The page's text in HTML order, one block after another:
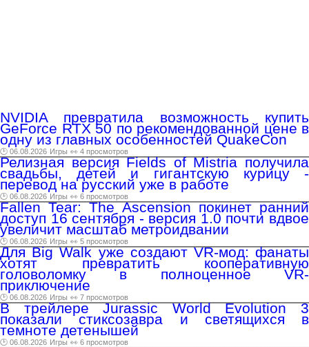
NVIDIA превратила возможность купить
GeForce RTX 50 по рекомендованной цене в
одну из главных особенностей QuakeCon
🕑 06.08.2026 Игры 👀 4 просмотров
Релизная версия Fields of Mistria получила
свадьбы, детей и гигантскую курицу -
перевод на русский уже в работе
🕑 06.08.2026 Игры 👀 6 просмотров
Fallen Tear: The Ascension покинет ранний
доступ 16 сентября - версия 1.0 почти вдвое
увеличит масштаб метроидвании
🕑 06.08.2026 Игры 👀 5 просмотров
Для Big Walk уже создают VR-мод: фанаты
хотят превратить кооперативную
головоломку в полноценное VR-
приключение
🕑 06.08.2026 Игры 👀 7 просмотров
В трейлере Jurassic World Evolution 3
показали стиксозавра и светящихся в
темноте детенышей
🕑 06.08.2026 Игры 👀 6 просмотров